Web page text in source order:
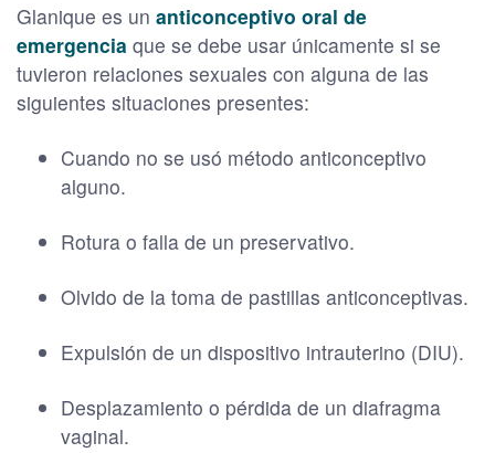
Glanique es un anticonceptivo oral de
emergencia que se debe usar únicamente si se
tuvieron relaciones sexuales con alguna de las
siguientes situaciones presentes:
Cuando no se usó método anticonceptivo
alguno.
Rotura o falla de un preservativo.
Olvido de la toma de pastillas anticonceptivas.
Expulsión de un dispositivo intrauterino (DIU).
Desplazamiento o pérdida de un diafragma
vaginal.